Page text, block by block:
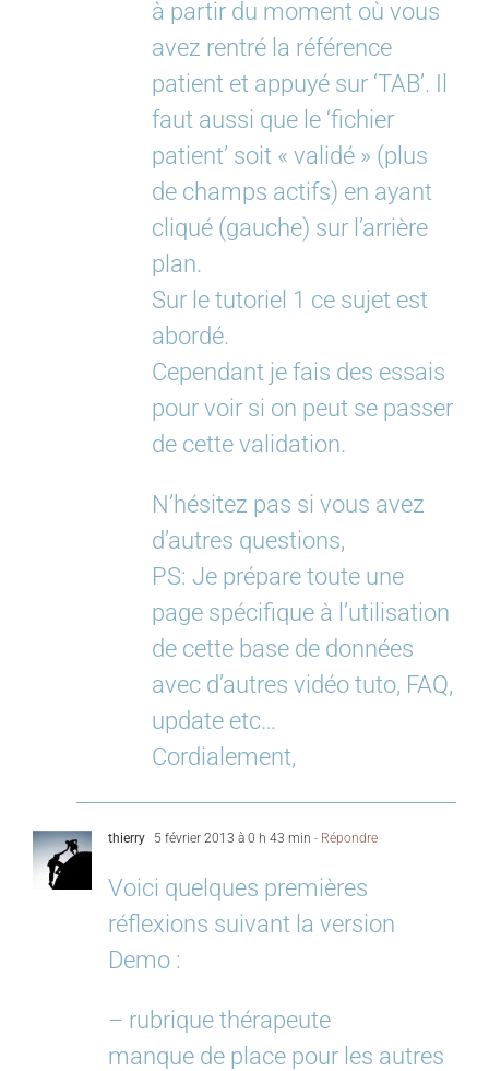
à partir du moment où vous
avez rentré la référence
patient et appuyé sur ‘TAB’. Il
faut aussi que le ‘fichier
patient’ soit « validé » (plus
de champs actifs) en ayant
cliqué (gauche) sur l’arrière
plan.
Sur le tutoriel 1 ce sujet est
abordé.
Cependant je fais des essais
pour voir si on peut se passer
de cette validation.
N’hésitez pas si vous avez
d’autres questions,
PS: Je prépare toute une
page spécifique à l’utilisation
de cette base de données
avec d’autres vidéo tuto, FAQ,
update etc…
Cordialement,
thierry 5 février 2013 à 0 h 43 min - Répondre
Voici quelques premières
réflexions suivant la version
Demo :
– rubrique thérapeute
manque de place pour les autres